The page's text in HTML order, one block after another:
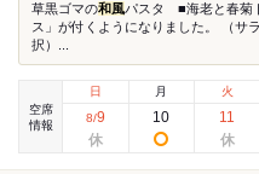
草黒ゴマの和風パスタ ■海老と春菊
ス」が付くようになりました。 （サ
択）...
空席
情報
日
8/9
月
10
火
11